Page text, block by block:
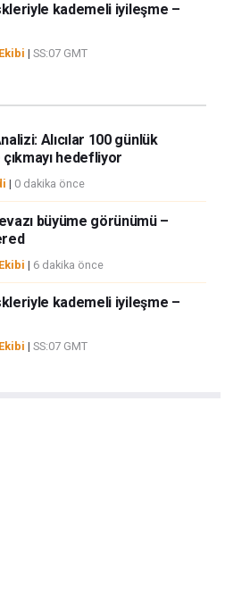
kademeli iyileşme –
| SS:07 GMT
Alıcılar 100 günlük
hedefliyor
| 0 dakika önce
büyüme görünümü –
| 6 dakika önce
kademeli iyileşme –
| SS:07 GMT